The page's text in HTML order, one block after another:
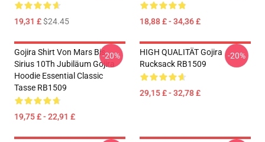
19,31 £$24.45 18,88 £ - 34,36 £
Gojira Shirt Von Mars Bis
Sirius 10Th Jubiläum Gojira
Hoodie Essential Classic
Tasse RB1509
19,75 £ - 22,91 £
-20%
HIGH QUALITÄT Gojira
Rucksack RB1509
29,15 £ - 32,78 £
-20%